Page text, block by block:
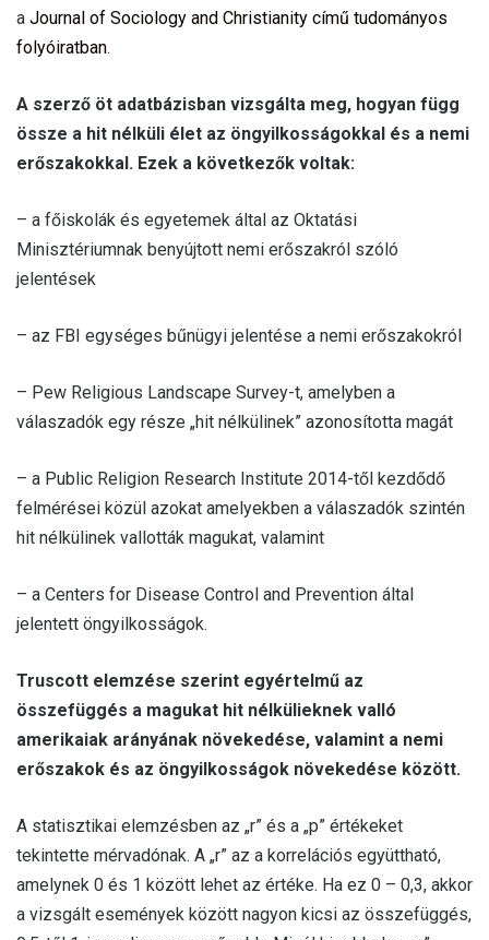
a Journal of Sociology and Christianity című tudományos
folyóiratban.
A szerző öt adatbázisban vizsgálta meg, hogyan függ
össze a hit nélküli élet az öngyilkosságokkal és a nemi
erőszakokkal. Ezek a következők voltak:
– a főiskolák és egyetemek által az Oktatási
Minisztériumnak benyújtott nemi erőszakról szóló
jelentések
– az FBI egységes bűnügyi jelentése a nemi erőszakokról
– Pew Religious Landscape Survey-t, amelyben a
válaszadók egy része „hit nélkülinek” azonosította magát
– a Public Religion Research Institute 2014-től kezdődő
felmérései közül azokat amelyekben a válaszadók szintén
hit nélkülinek vallották magukat, valamint
– a Centers for Disease Control and Prevention által
jelentett öngyilkosságok.
Truscott elemzése szerint egyértelmű az
összefüggés a magukat hit nélkülieknek valló
amerikaiak arányának növekedése, valamint a nemi
erőszakok és az öngyilkosságok növekedése között.
A statisztikai elemzésben az „r” és a „p” értékeket
tekintette mérvadónak. A „r” az a korrelációs együttható,
amelynek 0 és 1 között lehet az értéke. Ha ez 0 – 0,3, akkor
a vizsgált események között nagyon kicsi az összefüggés,